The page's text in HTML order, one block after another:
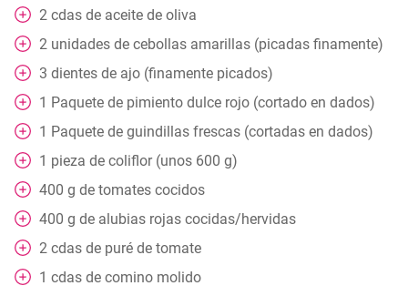
2 cdas de aceite de oliva
2 unidades de cebollas amarillas (picadas finamente)
3 dientes de ajo (finamente picados)
1 Paquete de pimiento dulce rojo (cortado en dados)
1 Paquete de guindillas frescas (cortadas en dados)
1 pieza de coliflor (unos 600 g)
400 g de tomates cocidos
400 g de alubias rojas cocidas/hervidas
2 cdas de puré de tomate
1 cdas de comino molido